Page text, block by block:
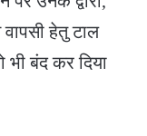
हेतु टाल
बंद कर दिया